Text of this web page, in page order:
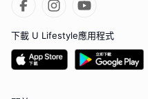
下載 U Lifestyle應用程式